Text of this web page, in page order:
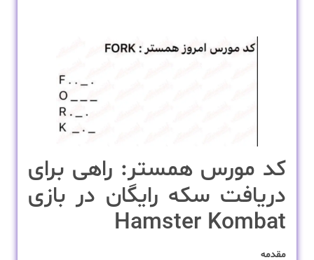
کد مورس همستر: راهی برای
دریافت سکه رایگان در بازی
Hamster Kombat
مقدمه